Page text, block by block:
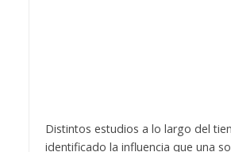
Distintos estudios a lo largo del
identificado la influencia que una